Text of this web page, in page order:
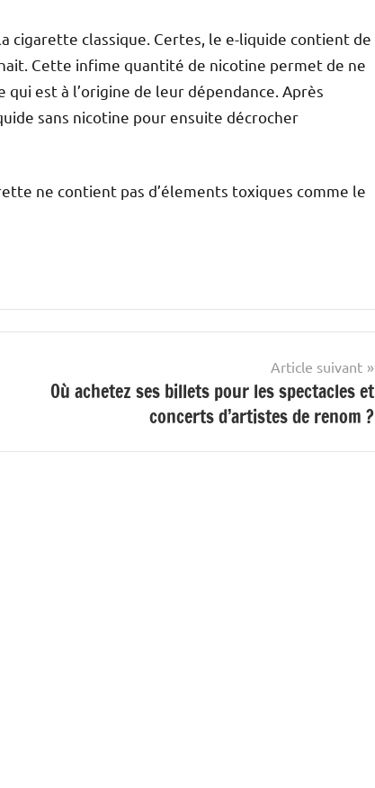
classique. Certes, le e-liquide contient de
Cette infime quantité de nicotine permet de ne
est à l’origine de leur dépendance. Après
sans nicotine pour ensuite décrocher
ne contient pas d’élements toxiques comme le
Article suivant
Où achetez ses billets pour les spectacles et
concerts d’artistes de renom ?